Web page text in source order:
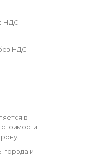
НДС
НДС
в
города и